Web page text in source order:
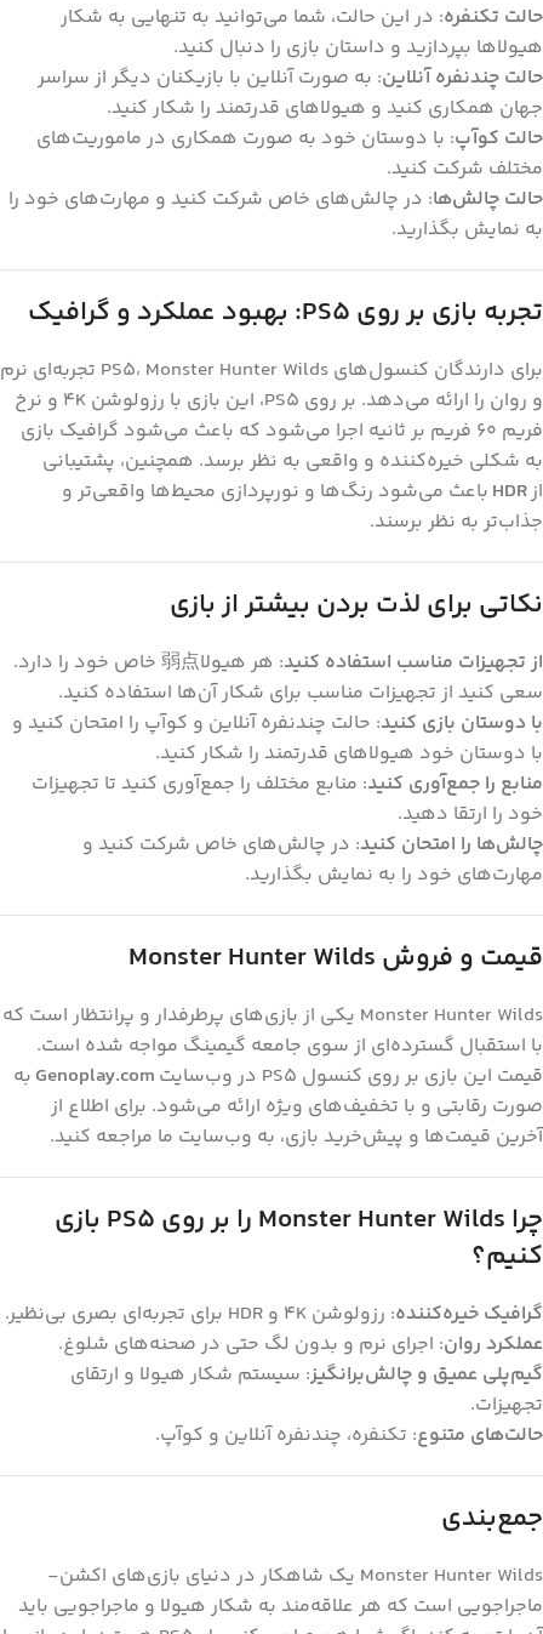
حالت تکنفره: در این حالت، شما می‌توانید به تنهایی به شکار
هیولاها بپردازید و داستان بازی را دنبال کنید.
حالت چندنفره آنلاین: به صورت آنلاین با بازیکنان دیگر از سراسر
جهان همکاری کنید و هیولاهای قدرتمند را شکار کنید.
حالت کوآپ: با دوستان خود به صورت همکاری در ماموریت‌های
مختلف شرکت کنید.
حالت چالش‌ها: در چالش‌های خاص شرکت کنید و مهارت‌های خود را
به نمایش بگذارید.
تجربه بازی بر روی PS5: بهبود عملکرد و گرافیک
برای دارندگان کنسول‌های PS5، Monster Hunter Wilds تجربه‌ای نرم
و روان را ارائه می‌دهد. بر روی PS5، این بازی با رزولوشن 4K و نرخ
فریم ۶۰ فریم بر ثانیه اجرا می‌شود که باعث می‌شود گرافیک بازی
به شکلی خیره‌کننده و واقعی به نظر برسد. همچنین، پشتیبانی
ازHDR باعث می‌شود رنگ‌ها و نورپردازی محیط‌ها واقعی‌تر و
جذاب‌تر به نظر برسند.
نکاتی برای لذت بردن بیشتر از بازی
از تجهیزات مناسب استفاده کنید
: هر هیولا弱点 خاص خود را دارد.
سعی کنید از تجهیزات مناسب برای شکار آن‌ها استفاده کنید.
با دوستان بازی کنید: حالت چندنفره آنلاین و کوآپ را امتحان کنید و
با دوستان خود هیولاهای قدرتمند را شکار کنید.
منابع را جمع‌آوری کنید: منابع مختلف را جمع‌آوری کنید تا تجهیزات
خود را ارتقا دهید.
چالش‌ها را امتحان کنید: در چالش‌های خاص شرکت کنید و
مهارت‌های خود را به نمایش بگذارید.
قیمت و فروش Monster Hunter Wilds
Monster Hunter Wilds یکی از بازی‌های پرطرفدار و پرانتظار است که
با استقبال گسترده‌ای از سوی جامعه گیمینگ مواجه شده است.
قیمت این بازی بر روی کنسول PS5 در وب‌سایت
Genoplay.com به
صورت رقابتی و با تخفیف‌های ویژه ارائه می‌شود. برای اطلاع از
آخرین قیمت‌ها و پیش‌خرید بازی، به وب‌سایت ما مراجعه کنید.
چرا Monster Hunter Wilds را بر روی PS5 بازی
کنیم؟
گرافیک خیره‌کننده: رزولوشن 4K و HDR برای تجربه‌ای بصری بی‌نظیر.
عملکرد روان: اجرای نرم و بدون لگ حتی در صحنه‌های شلوغ.
گیم‌پلی عمیق و چالش‌برانگیز: سیستم شکار هیولا و ارتقای
تجهیزات.
حالت‌های متنوع: تکنفره، چندنفره آنلاین و کوآپ.
جمع‌بندی
Monster Hunter Wilds یک شاهکار در دنیای بازی‌های اکشن-
ماجراجویی است که هر علاقه‌مند به شکار هیولا و ماجراجویی باید